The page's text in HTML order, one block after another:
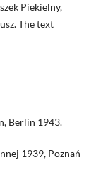
Piekielny,
The text
Berlin 1943.
1939, Poznań